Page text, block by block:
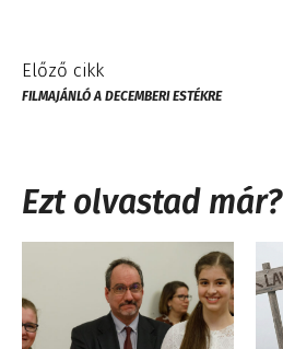
Előző cikk
FILMAJÁNLÓ A DECEMBERI ESTÉKRE
Ezt olvastad már?